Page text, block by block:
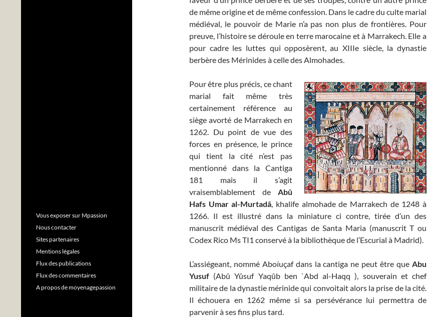
de même origine et de même confession. Dans le cadre du culte marial
médiéval, le pouvoir de Marie n’a pas non plus de frontières. Pour
preuve, l’histoire se déroule en terre marocaine et à Marrakech. Elle a
pour cadre les luttes qui opposèrent, au XIIIe siècle, la dynastie
berbère des Mérinides à celle des Almohades.
Pour être plus précis, ce chant
marial fait même très
certainement référence au
siège avorté de Marrakech en
1262. Du point de vue des
forces en présence, le prince
qui tient la cité n’est pas
mentionné dans la Cantiga
181 mais il s’agit
vraisemblablement de Abû
Hafs Umar al-Murtadâ, khalife almohade de Marrakech de 1248 à
1266. Il est illustré dans la miniature ci contre, tirée d’un des
manuscrit médiéval des Cantigas de Santa Maria (manuscrit T ou
Codex Rico Ms TI1 conservé à la bibliothèque de l’Escurial à Madrid).
L’assiégeant, nommé Aboíuçaf dans la cantiga ne peut être que Abu
Yusuf (Abû Yûsuf Yaqûb ben `Abd al-Haqq ), souverain et chef
militaire de la dynastie mérinide qui convoitait alors la prise de la cité.
Il échouera en 1262 même si sa persévérance lui permettra de
parvenir à ses fins plus tard.
Vous exposer sur Mpassion
Nous contacter
Sites partenaires
Mentions légales
Flux des publications
Flux des commentaires
A propos de moyenagepassion